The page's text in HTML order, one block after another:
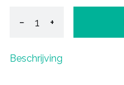
− +
Beschrijving